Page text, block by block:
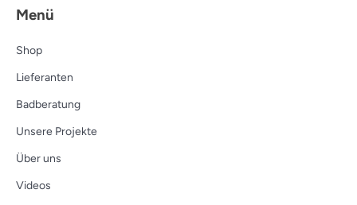
Menü
Shop
Lieferanten
Badberatung
Unsere Projekte
Über uns
Videos